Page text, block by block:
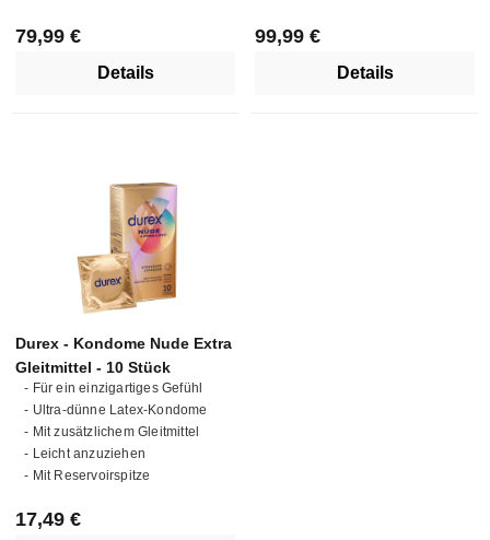
Regulärer Preis:
79,99 €
Details
Regulärer Preis:
99,99 €
Details
Durex - Kondome Nude Extra
Gleitmittel - 10 Stück
- Für ein einzigartiges Gefühl
- Ultra-dünne Latex-Kondome
- Mit zusätzlichem Gleitmittel
- Leicht anzuziehen
- Mit Reservoirspitze
Regulärer Preis:
17,49 €